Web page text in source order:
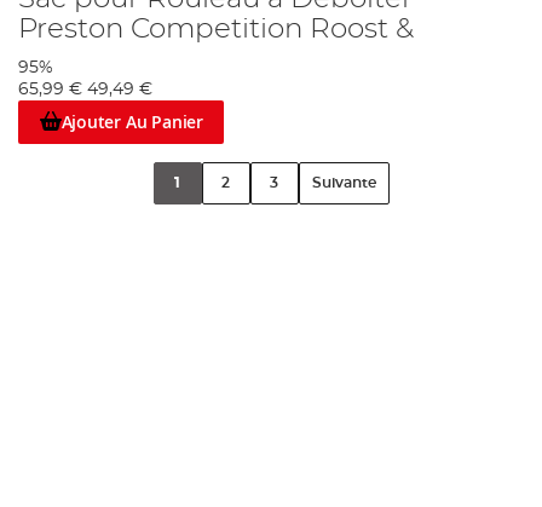
Preston Competition Roost &
95%
65,99 € 49,49 €
Ajouter Au Panier
1 2 3 Suivante